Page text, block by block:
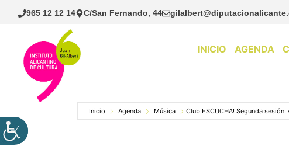
Saltar
965 12 12 14 C/San Fernando, 44
INICIO AGENDA
Inicio Agenda Música Club ESCUCHA! Segunda